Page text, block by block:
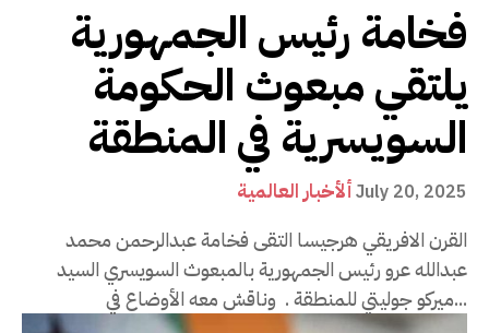
فخامة رئيس الجمهورية
يلتقي مبعوث الحكومة
السويسرية في المنطقة
ألأخبار العالميةJuly 20, 2025
عبدالله عرو رئيس الجمهورية بالمبعوث السويسري السيد
ميركو جوليتي للمنطقة . وناقش معه الأوضاع في...